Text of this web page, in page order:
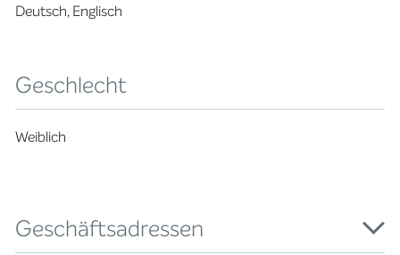
Deutsch, Englisch
Geschlecht
Weiblich
Geschäftsadressen